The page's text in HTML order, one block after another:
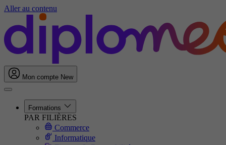
Aller au contenu
Mon compte New
Formations
PAR FILIÈRES
Commerce
Informatique